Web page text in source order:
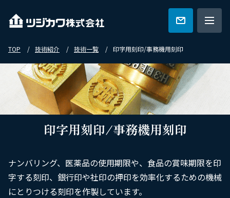
ツジカワの強み
技術紹介
会社概要
TOP 技術紹介 技術一覧 印字用刻印/事務機用刻印
印字用刻印/事務機用刻印
ナンバリング、医薬品の使用期限や、食品の賞味期限を印
字する刻印、銀行印や社印の押印を効率化するための機械
にとりつける刻印を作製しています。